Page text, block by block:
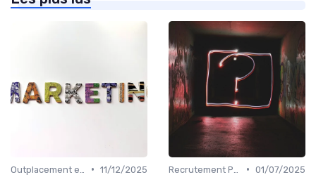
• 11/12/2025
• 01/07/2025